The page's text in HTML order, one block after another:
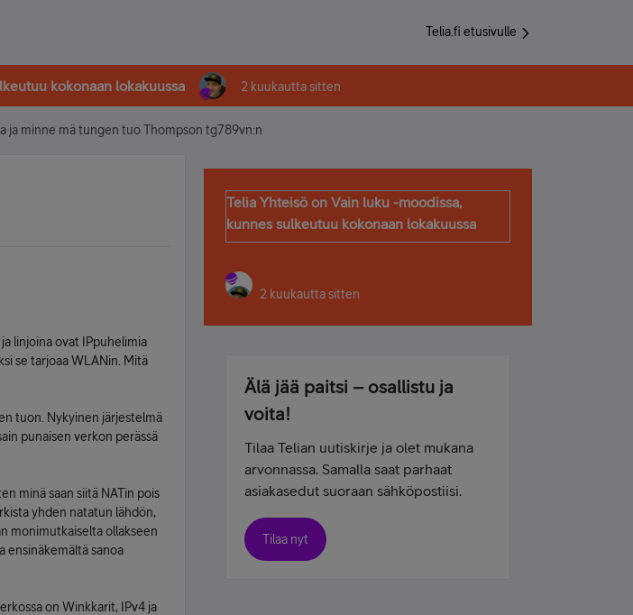
Telia.fi etusivulle
kokonaan lokakuussa 2 kuukautta sitten
ja minne mä tungen tuo Thompson tg789vn:n
linjoina ovat IPpuhelimia
se tarjoaa WLANin. Mitä
tuon. Nykyinen järjestelmä
punaisen verkon perässä
minä saan siitä NATin pois
yhden natatun lähdön,
monimutkaiselta ollakseen
ensinäkemältä sanoa
on Winkkarit, IPv4 ja
Telia Yhteisö on Vain luku -moodissa,
kunnes sulkeutuu kokonaan lokakuussa
2 kuukautta sitten
Älä jää paitsi – osallistu ja
voita!
Tilaa Telian uutiskirje ja olet mukana
arvonnassa. Samalla saat parhaat
asiakasedut suoraan sähköpostiisi.
Tilaa nyt